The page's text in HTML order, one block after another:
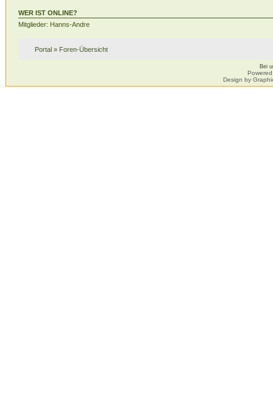
WER IST ONLINE?
Mitglieder: Hanns-Andre
Portal » Foren-Übersicht
Bei
Design by